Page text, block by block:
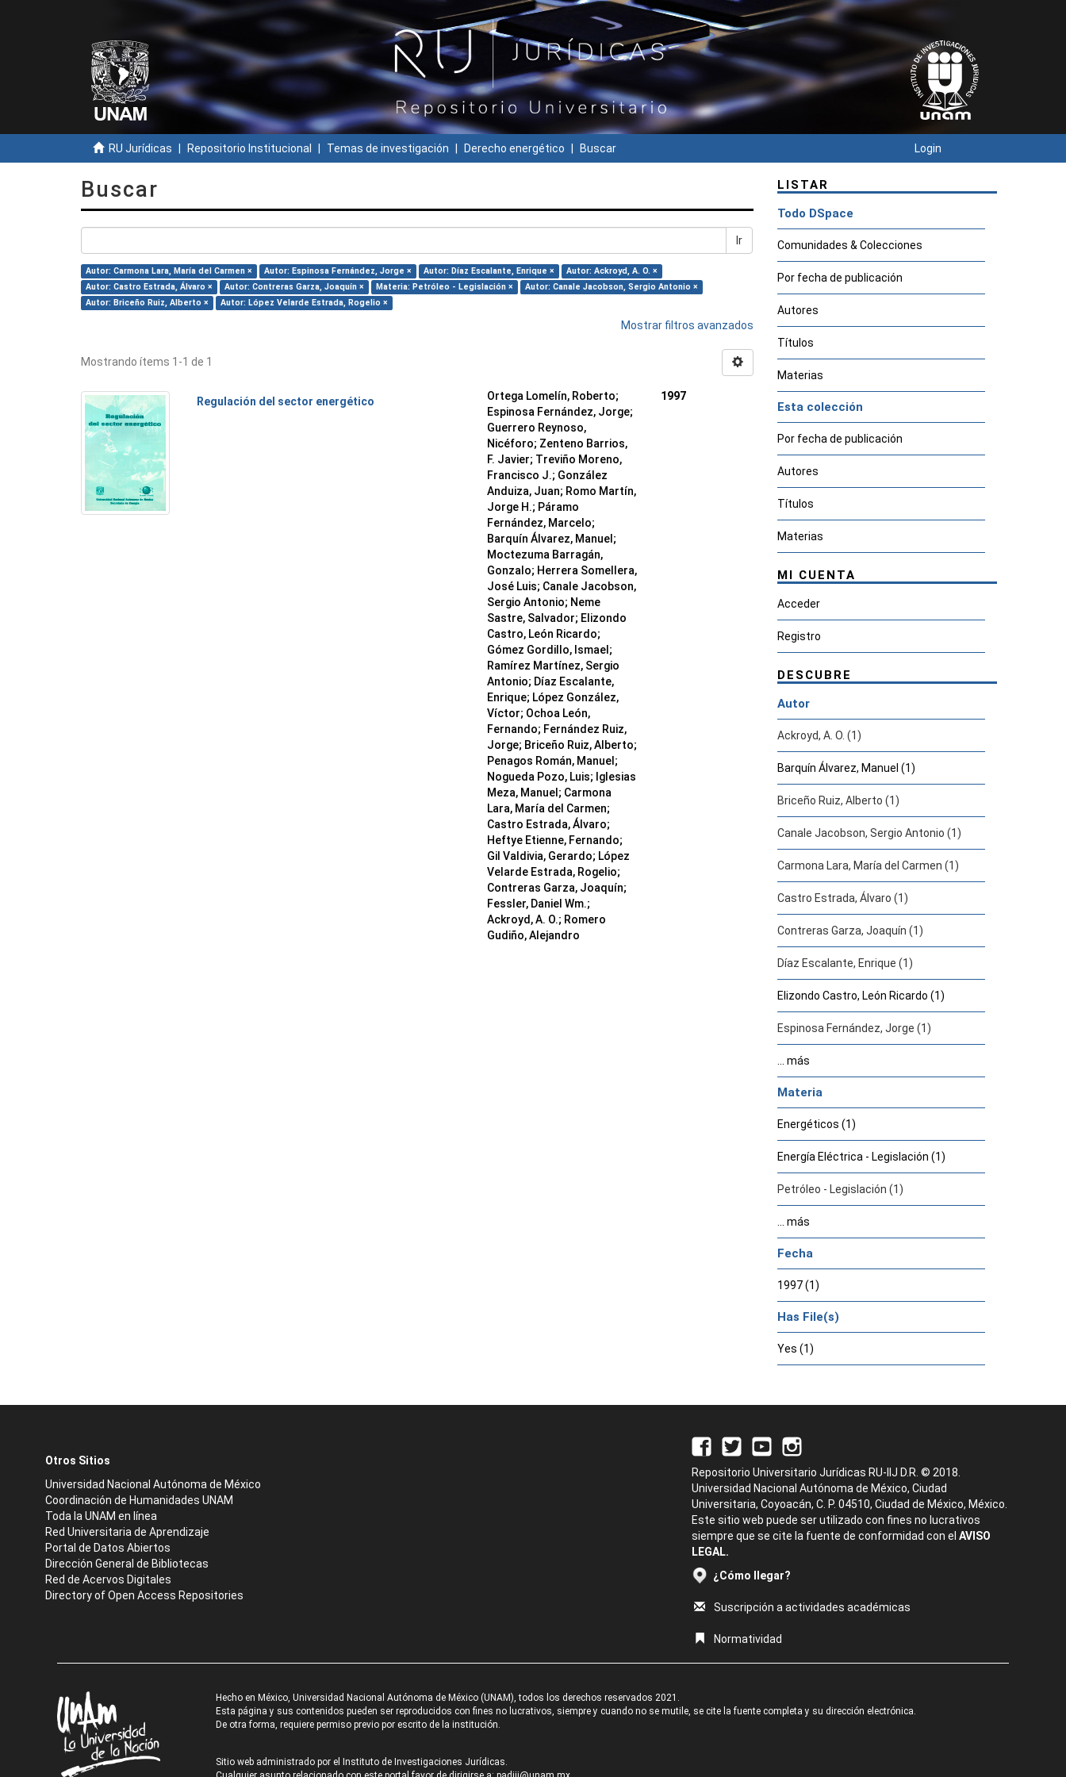
RU Jurídicas Repositorio Institucional Temas de investigación Derecho energético Buscar Login
Buscar
Ir
Autor: Carmona Lara, María del Carmen × Autor: Espinosa Fernández, Jorge × Autor: Díaz Escalante, Enrique ×
Autor: Ackroyd, A. O. ×
Autor: Castro Estrada, Álvaro ×
Autor: Contreras Garza, Joaquín × Materia: Petróleo - Legislación ×
Autor: Canale Jacobson, Sergio Antonio ×
Autor: Briceño Ruiz, Alberto ×
Autor: López Velarde Estrada, Rogelio ×
Mostrar filtros avanzados
Mostrando ítems 1-1 de 1
Regulación del sector energético
Ortega Lomelín, Roberto;
Espinosa Fernández, Jorge;
Guerrero Reynoso,
Nicéforo; Zenteno Barrios,
F. Javier; Treviño Moreno,
Francisco J.; González
Anduiza, Juan; Romo Martín,
Jorge H.; Páramo
Fernández, Marcelo;
Barquín Álvarez, Manuel;
Moctezuma Barragán,
Gonzalo; Herrera Somellera,
José Luis; Canale Jacobson,
Sergio Antonio; Neme
Sastre, Salvador; Elizondo
Castro, León Ricardo;
Gómez Gordillo, Ismael;
Ramírez Martínez, Sergio
Antonio; Díaz Escalante,
Enrique; López González,
Víctor; Ochoa León,
Fernando; Fernández Ruiz,
Jorge; Briceño Ruiz, Alberto;
Penagos Román, Manuel;
Nogueda Pozo, Luis; Iglesias
Meza, Manuel; Carmona
Lara, María del Carmen;
Castro Estrada, Álvaro;
Heftye Etienne, Fernando;
Gil Valdivia, Gerardo; López
Velarde Estrada, Rogelio;
Contreras Garza, Joaquín;
Fessler, Daniel Wm.;
Ackroyd, A. O.; Romero
Gudiño, Alejandro
1997
LISTAR
Todo DSpace
Comunidades & Colecciones
Por fecha de publicación
Autores
Títulos
Materias
Esta colección
Por fecha de publicación
Autores
Títulos
Materias
MI CUENTA
Acceder
Registro
DESCUBRE
Autor
Ackroyd, A. O. (1)
Barquín Álvarez, Manuel (1)
Briceño Ruiz, Alberto (1)
Canale Jacobson, Sergio Antonio (1)
Carmona Lara, María del Carmen (1)
Castro Estrada, Álvaro (1)
Contreras Garza, Joaquín (1)
Díaz Escalante, Enrique (1)
Elizondo Castro, León Ricardo (1)
Espinosa Fernández, Jorge (1)
... más
Materia
Energéticos (1)
Energía Eléctrica - Legislación (1)
Petróleo - Legislación (1)
... más
Fecha
1997 (1)
Has File(s)
Yes (1)
Otros Sitios
Universidad Nacional Autónoma de México
Coordinación de Humanidades UNAM
Toda la UNAM en línea
Red Universitaria de Aprendizaje
Portal de Datos Abiertos
Dirección General de Bibliotecas
Red de Acervos Digitales
Directory of Open Access Repositories
Repositorio Universitario Jurídicas RU-IIJ D.R. © 2018.
Universidad Nacional Autónoma de México, Ciudad
Universitaria, Coyoacán, C. P. 04510, Ciudad de México, México.
Este sitio web puede ser utilizado con fines no lucrativos
siempre que se cite la fuente de conformidad con el AVISO
LEGAL.
¿Cómo llegar?
Suscripción a actividades académicas
Normatividad
Hecho en México, Universidad Nacional Autónoma de México (UNAM), todos los derechos reservados 2021.
Esta página y sus contenidos pueden ser reproducidos con fines no lucrativos, siempre y cuando no se mutile, se cite la fuente completa y su dirección electrónica.
De otra forma, requiere permiso previo por escrito de la institución.
Sitio web administrado por el Instituto de Investigaciones Jurídicas.